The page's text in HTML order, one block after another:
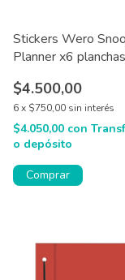
Stickers Wero
Planner x6 planchas
$4.500,00
6x $750,00 sin interés
$4.050,00 con
o depósito